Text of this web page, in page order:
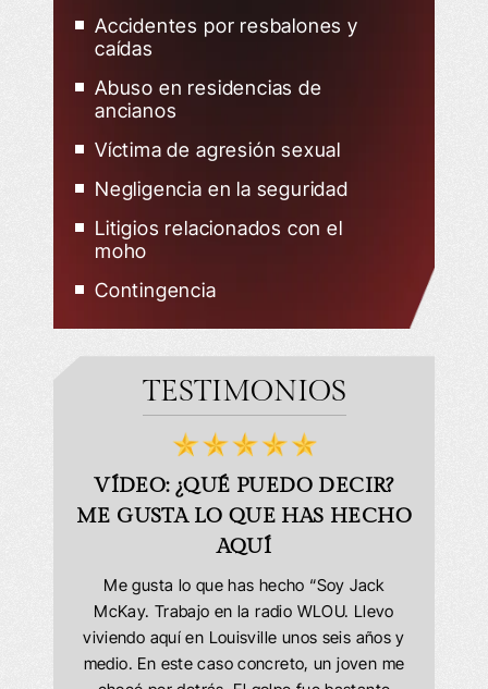
Accidentes por resbalones y
caídas
Abuso en residencias de
ancianos
Víctima de agresión sexual
Negligencia en la seguridad
Litigios relacionados con el
moho
Contingencia
TESTIMONIOS
VÍDEO: ¿QUÉ PUEDO DECIR?
ME GUSTA LO QUE HAS HECHO
AQUÍ
Me gusta lo que has hecho “Soy Jack
McKay. Trabajo en la radio WLOU. Llevo
viviendo aquí en Louisville unos seis años y
medio. En este caso concreto, un joven me